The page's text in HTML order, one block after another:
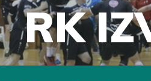
RK